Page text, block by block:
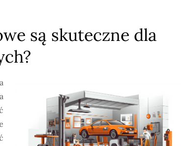
są skuteczne dla